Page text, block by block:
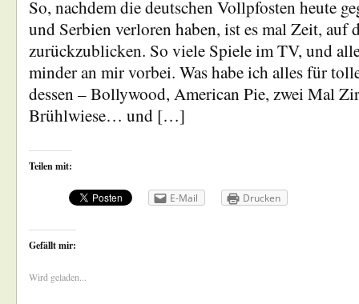
So, nachdem die deutschen Vollpfosten heute
und Serbien verloren haben, ist es mal Zeit, auf
zurückzublicken. So viele Spiele im TV, und
minder an mir vorbei. Was habe ich alles für
dessen – Bollywood, American Pie, zwei Mal
Brühlwiese… und […]
Teilen mit:
E-Mail Drucken
Gefällt mir:
Wird geladen...